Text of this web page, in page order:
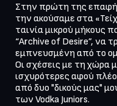
Στην πρώτη της επαφή
την ακούσαμε στα
ταινία μικρού μήκους
“Archive of Desire”, να
εμπνευσμένη από το
Οι σχέσεις με τη χώρα
ισχυρότερες αφού
από δυο "δικούς μας"
των Vodka Juniors.